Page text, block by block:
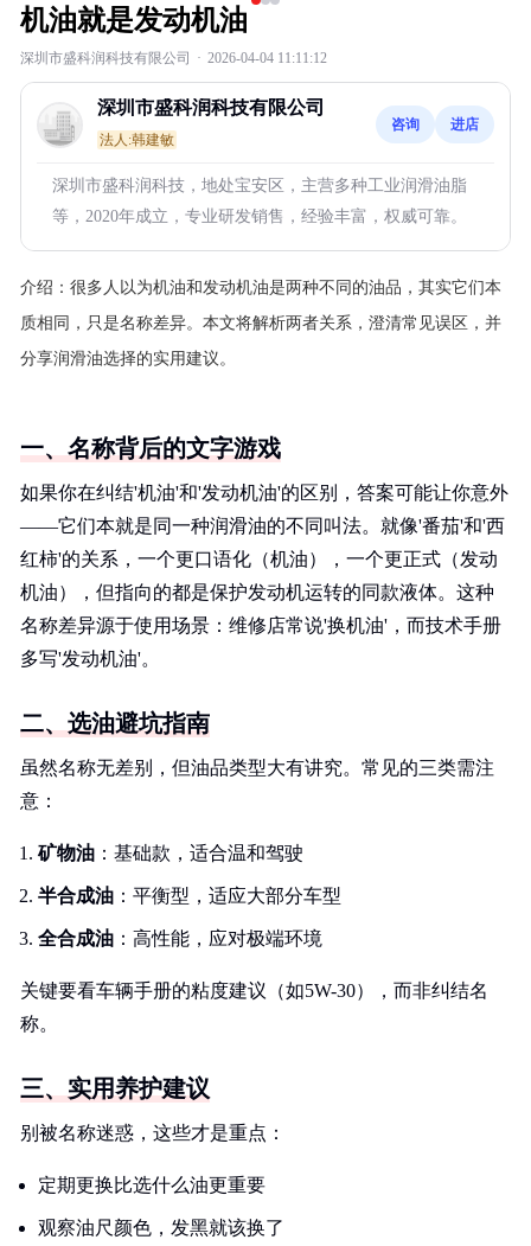
机油就是发动机油
深圳市盛科润科技有限公司 · 2026-04-04 11:11:12
深圳市盛科润科技有限公司
法人:韩建敏
咨询 进店
深圳市盛科润科技，地处宝安区，主营多种工业润滑油脂
等，2020年成立，专业研发销售，经验丰富，权威可靠。
介绍： 很多人以为机油和发动机油是两种不同的油品，其实它们本
质相同，只是名称差异。本文将解析两者关系，澄清常见误区，并
分享润滑油选择的实用建议。
一、名称背后的文字游戏
如果你在纠结'机油'和'发动机油'的区别，答案可能让你意外
——它们本就是同一种润滑油的不同叫法。就像'番茄'和'西
红柿'的关系，一个更口语化（机油），一个更正式（发动
机油），但指向的都是保护发动机运转的同款液体。这种
名称差异源于使用场景：维修店常说'换机油'，而技术手册
多写'发动机油'。
二、选油避坑指南
虽然名称无差别，但油品类型大有讲究。常见的三类需注
意：
矿物油 ：基础款，适合温和驾驶
半合成油 ：平衡型，适应大部分车型
全合成油 ：高性能，应对极端环境
关键要看车辆手册的粘度建议（如5W-30），而非纠结名
称。
三、实用养护建议
别被名称迷惑，这些才是重点：
定期更换比选什么油更重要
观察油尺颜色，发黑就该换了